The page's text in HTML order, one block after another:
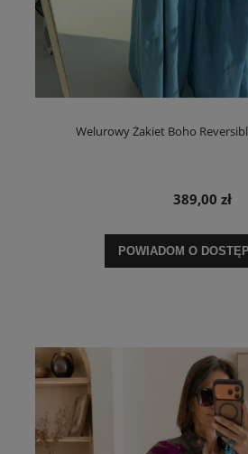
Welurowy Żakiet Boho
389,00 zł
POWIADOM O